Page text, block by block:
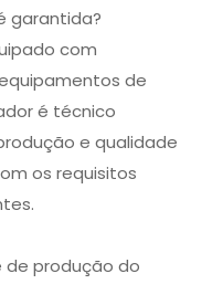
garantida?
com
de
é técnico
e qualidade
os requisitos
de produção do